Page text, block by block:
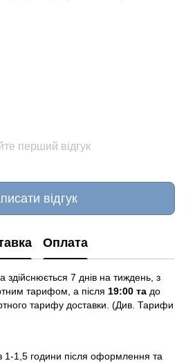
перший відгук
відгук
Оплата
здійснюється 7 днів на тиждень, з
тарифом, а після 19:00 та до
тарифу доставки. (Див. Тарифи
1-1,5 години після оформлення та